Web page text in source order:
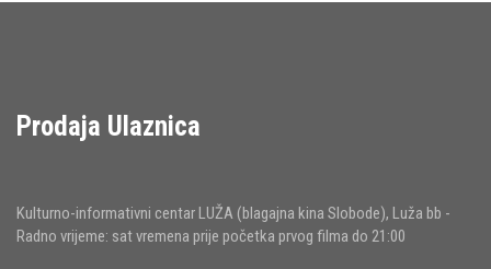
Prodaja Ulaznica
Kulturno-informativni centar LUŽA (blagajna kina Slobode), Luža bb -
Radno vrijeme: sat vremena prije početka prvog filma do 21:00